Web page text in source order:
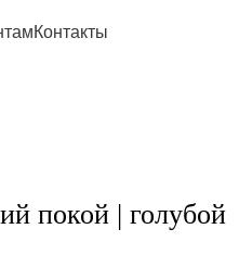
Контакты
покой | голубой